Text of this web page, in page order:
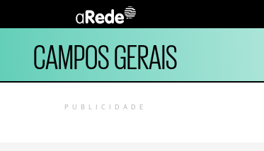
CAMPOS GERAIS
PUBLICIDADE